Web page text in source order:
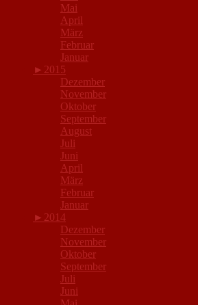
Mai
April
März
Februar
Januar
► 2015
Dezember
November
Oktober
September
August
Juli
Juni
April
März
Februar
Januar
► 2014
Dezember
November
Oktober
September
Juli
Juni